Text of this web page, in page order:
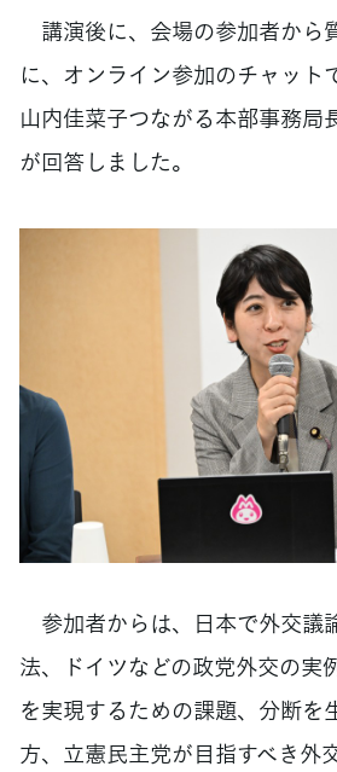
講演後に、会場の参加者から
に、オンライン参加のチャット
山内佳菜子つながる本部事務局
が回答しました。
参加者からは、日本で外交議
法、ドイツなどの政党外交の実
を実現するための課題、分断を
方、立憲民主党が目指すべき外